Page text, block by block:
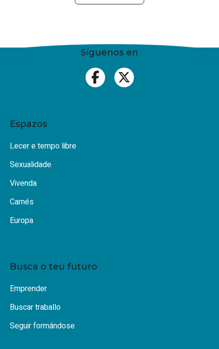
Síguenos en
Espazos
Lecer e tempo libre
Sexualidade
Vivenda
Carnés
Europa
Busca o teu futuro
Emprender
Buscar traballo
Seguir formándose